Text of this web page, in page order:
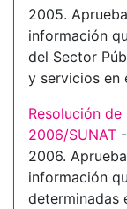
2005.
información
del Sector
y servicios en
Resolución
2006/SUNAT
2006.
información
determinadas